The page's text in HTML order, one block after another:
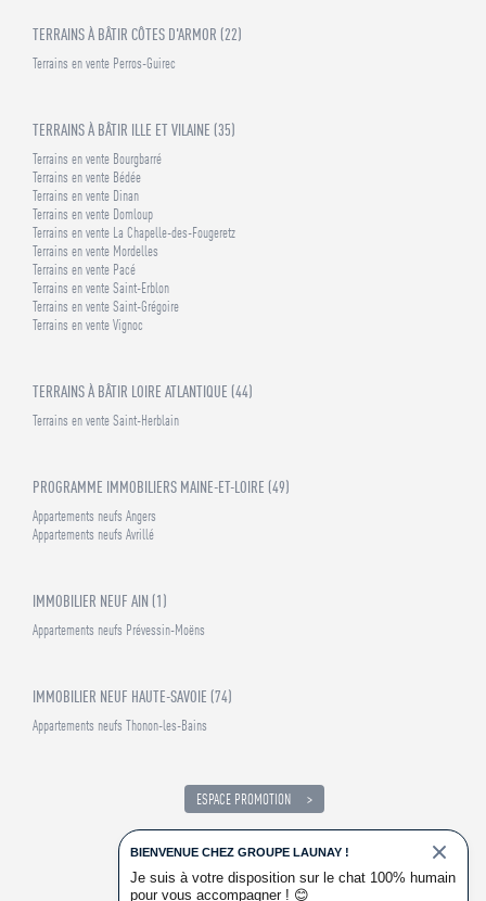
TERRAINS À BÂTIR CÔTES D'ARMOR (22)
Terrains en vente Perros-Guirec
TERRAINS À BÂTIR ILLE ET VILAINE (35)
Terrains en vente Bourgbarré
Terrains en vente Bédée
Terrains en vente Dinan
Terrains en vente Domloup
Terrains en vente La Chapelle-des-Fougeretz
Terrains en vente Mordelles
Terrains en vente Pacé
Terrains en vente Saint-Erblon
Terrains en vente Saint-Grégoire
Terrains en vente Vignoc
TERRAINS À BÂTIR LOIRE ATLANTIQUE (44)
Terrains en vente Saint-Herblain
PROGRAMME IMMOBILIERS MAINE-ET-LOIRE (49)
Appartements neufs Angers
Appartements neufs Avrillé
IMMOBILIER NEUF AIN (1)
Appartements neufs Prévessin-Moëns
IMMOBILIER NEUF HAUTE-SAVOIE (74)
Appartements neufs Thonon-les-Bains
ESPACE PROMOTION
RECRUTEMENT ACCÉDER
BIENVENUE CHEZ GROUPE LAUNAY !
Je suis à votre disposition sur le chat 100% humain
pour vous accompagner ! 😊